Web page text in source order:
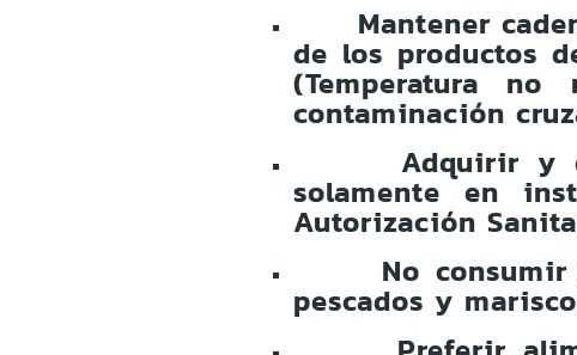
Mantener
de los productos
(Temperatura
contaminación
Adquirir y
solamente en
Autorización
No
pescados y